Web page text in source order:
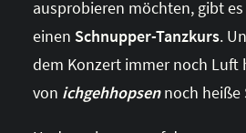
ausprobieren möchten, gibt
einen Schnupper-Tanzkurs.
dem Konzert immer noch Luft
von ichgehhopsennoch heiße